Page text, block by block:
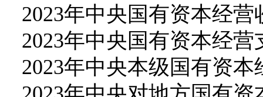
2023年中央国有资本经营
2023年中央国有资本经营
2023年中央本级国有资